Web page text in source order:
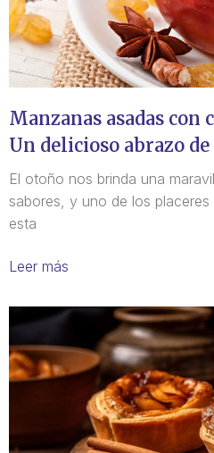
Manzanas asadas con
Un delicioso abrazo
El otoño nos brinda una
sabores, y uno de los
esta
Leer más